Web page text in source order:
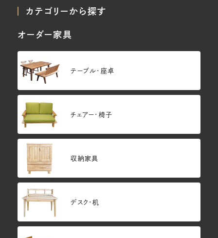
カテゴリーから探す
オーダー家具
テーブル・座卓
チェアー・椅子
収納家具
デスク・机